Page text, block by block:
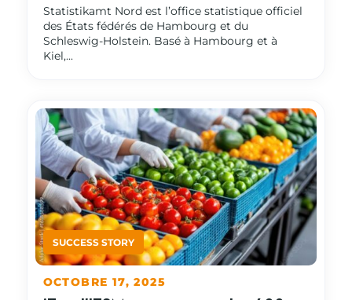
Statistikamt Nord est l’office statistique officiel
des États fédérés de Hambourg et du
Schleswig-Holstein. Basé à Hambourg et à
Kiel,...
OCTOBRE 17, 2025